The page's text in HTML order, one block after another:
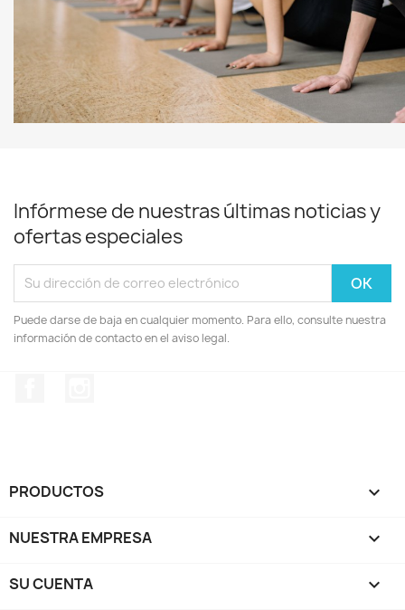
Infórmese de nuestras últimas noticias y
ofertas especiales
Puede darse de baja en cualquier momento. Para ello, consulte nuestra
información de contacto en el aviso legal.
PRODUCTOS 
NUESTRA EMPRESA 
SU CUENTA 